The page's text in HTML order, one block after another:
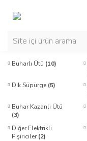
Buharlı Ütü (10)
Dik Süpürge (5)
Buhar Kazanlı Ütü
(3)
Diğer Elektrikli
Pişiriciler(2)